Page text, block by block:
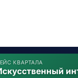
КВАРТАЛА